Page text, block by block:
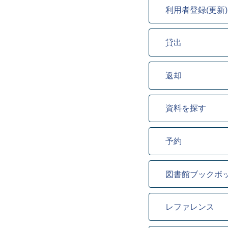
利用者登録(更新)
貸出
返却
資料を探す
予約
図書館ブックボ
レファレンス